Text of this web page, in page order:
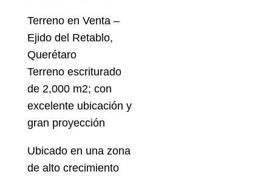
Terreno en Venta –
Ejido del Retablo,
Querétaro
Terreno escriturado
de 2,000 m2; con
excelente ubicación y
gran proyección
Ubicado en una zona
de alto crecimiento